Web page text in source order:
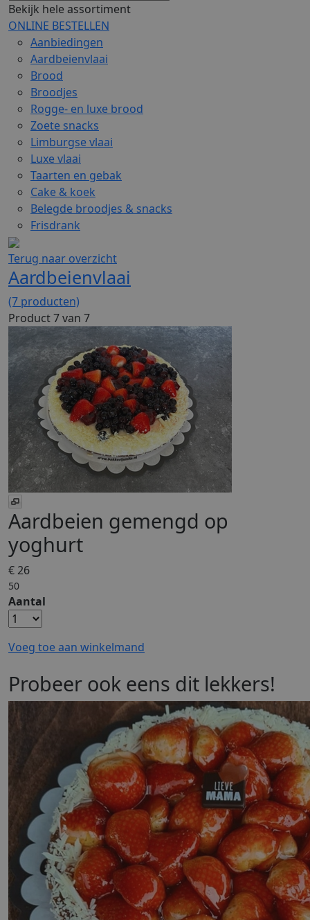
Bekijk hele assortiment
ONLINE BESTELLEN
Aanbiedingen
Aardbeienvlaai
Brood
Broodjes
Rogge- en luxe brood
Zoete snacks
Limburgse vlaai
Luxe vlaai
Taarten en gebak
Cake & koek
Belegde broodjes & snacks
Frisdrank
Terug naar overzicht
Aardbeienvlaai
(7 producten)
Product 7 van 7
Aardbeien gemengd op
yoghurt
€ 26
50
Aantal
Voeg toe aan winkelmand
Probeer ook eens dit lekkers!